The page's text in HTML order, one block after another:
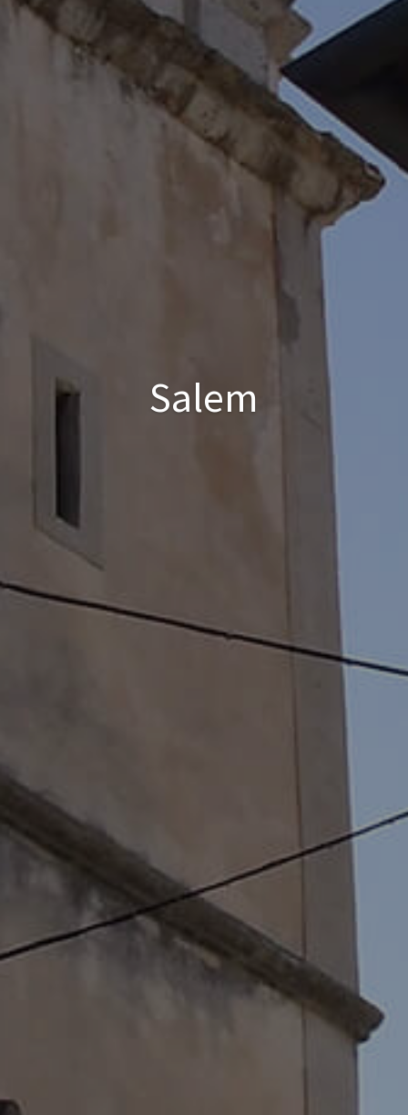
Salem